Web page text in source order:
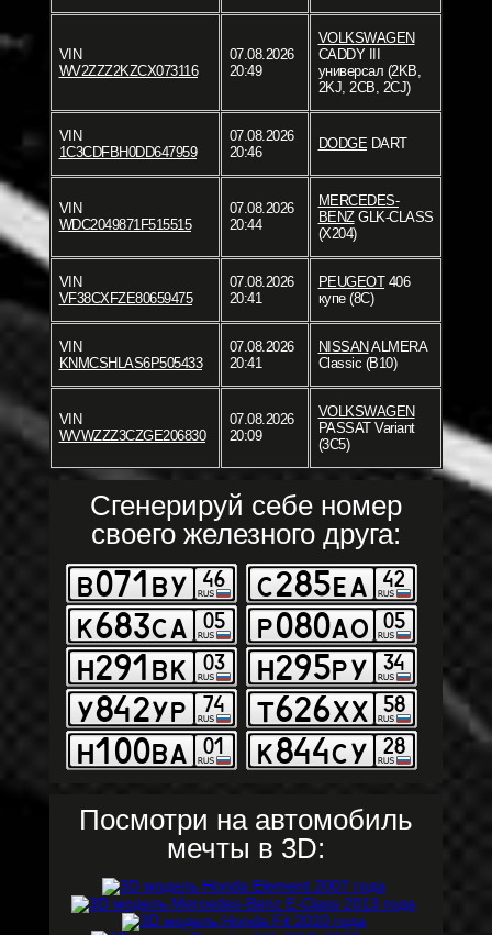
VIN
WV2ZZZ2KZCX073116
07.08.2026
20:49
VOLKSWAGEN
CADDY III
универсал (2KB,
2KJ, 2CB, 2CJ)
VIN
1C3CDFBH0DD647959
07.08.2026
20:46
DODGEDART
VIN
WDC2049871F515515
07.08.2026
20:44
MERCEDES-
BENZGLK-CLASS
(X204)
VIN
VF38CXFZE80659475
07.08.2026
20:41
PEUGEOT406
купе (8C)
VIN
KNMCSHLAS6P505433
07.08.2026
20:41
NISSAN ALMERA
Classic (B10)
VIN
WVWZZZ3CZGE206830
07.08.2026
20:09
VOLKSWAGEN
PASSAT Variant
(3C5)
Сгенерируй себе номер
своего железного друга:
Посмотри на автомобиль
мечты в 3D: